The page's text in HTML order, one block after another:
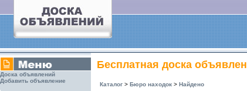
Доска объявлений
Добавить объявление
Бесплатная доска
Каталог > Бюро находок > Найдено